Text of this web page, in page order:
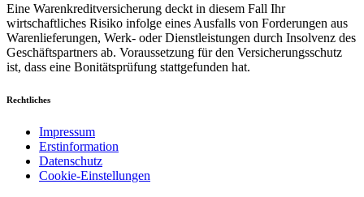
Eine Warenkreditversicherung deckt in diesem Fall Ihr
wirtschaftliches Risiko infolge eines Ausfalls von Forderungen aus
Warenlieferungen, Werk- oder Dienstleistungen durch Insolvenz des
Geschäftspartners ab. Voraussetzung für den Versicherungsschutz
ist, dass eine Bonitätsprüfung stattgefunden hat.
Rechtliches
Impressum
Erstinformation
Datenschutz
Cookie-Einstellungen